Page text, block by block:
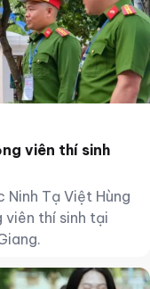
viên thí sinh
Tạ Việt Hùng
thí sinh tại